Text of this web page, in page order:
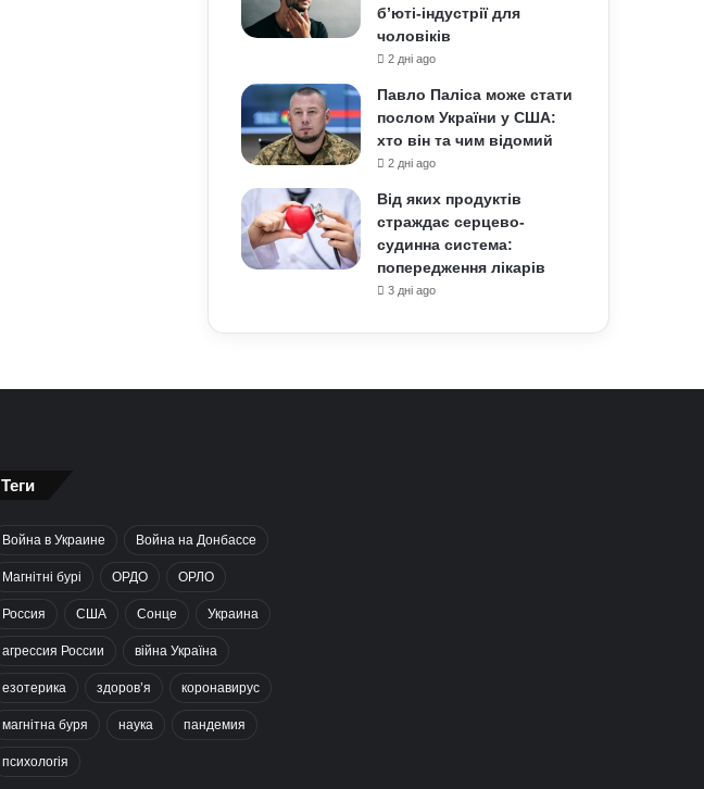
б’юті-індустрії для
чоловіків
2 дні ago
Павло Паліса може стати
послом України у США:
хто він та чим відомий
2 дні ago
Від яких продуктів
страждає серцево-
судинна система:
попередження лікарів
3 дні ago
Теги
Война в Украине Война на Донбассе
Магнітні бурі ОРДО ОРЛО
Россия США Сонце Украина
агрессия России війна Україна
езотерика здоров’я коронавирус
магнітна буря наука пандемия
психологія